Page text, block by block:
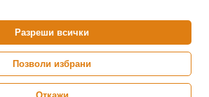
е лицензирана онлайн аптека от
Агенция по Лекарствата
Разреши всички
Позволи избрани
Откажи